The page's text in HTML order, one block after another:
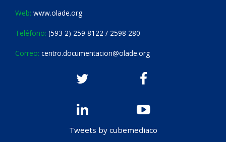
Web: www.olade.org
Teléfono: (593 2) 259 8122 / 2598 280
Correo: centro.documentacion@olade.org
Tweets by cubemediaco